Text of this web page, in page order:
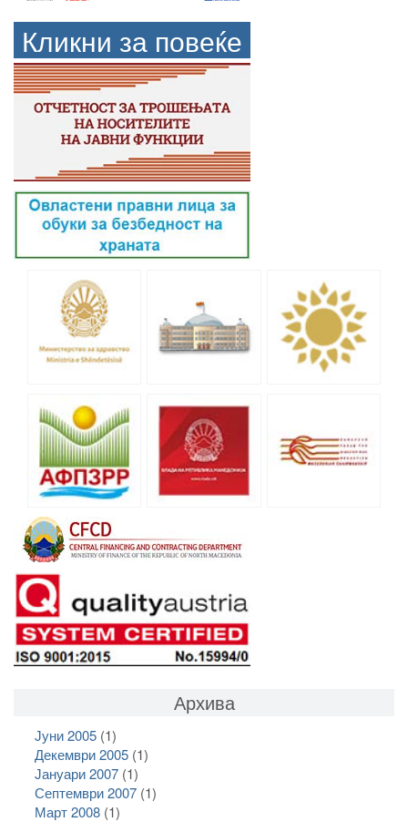
Кликни за повеќе
Архива
Јуни 2005(1)
Декември 2005(1)
Јануари 2007(1)
Септември 2007(1)
Март 2008(1)